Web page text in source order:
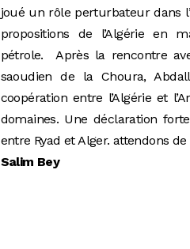
joué un rôle perturbateur dans
propositions de l’Algérie
pétrole.Après la rencontre
saoudien de la Choura,
coopération entre l’Algérie et
domaines. Une déclaration
entre Ryad et Alger. attendons
Salim Bey